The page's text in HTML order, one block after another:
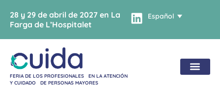
28 y 29 de abril de 2027 en La
Farga de L’Hospitalet
Español
FERIA DE LOS PROFESIONALES EN LA ATENCIÓN
Y CUIDADO DE PERSONAS MAYORES